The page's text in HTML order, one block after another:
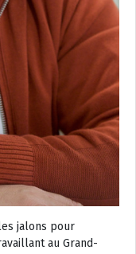
jalons pour
au Grand-